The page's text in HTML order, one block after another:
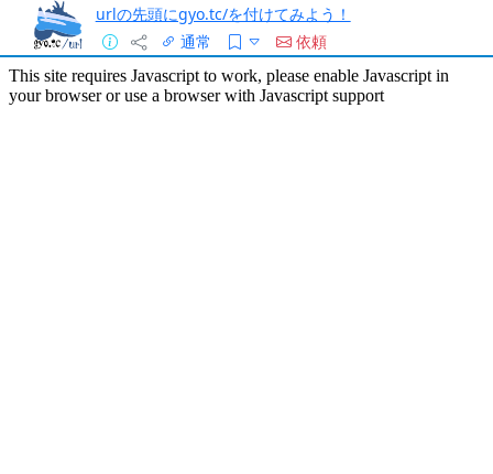
urlの先頭にgyo.tc/を付けてみよう！
通常
依頼